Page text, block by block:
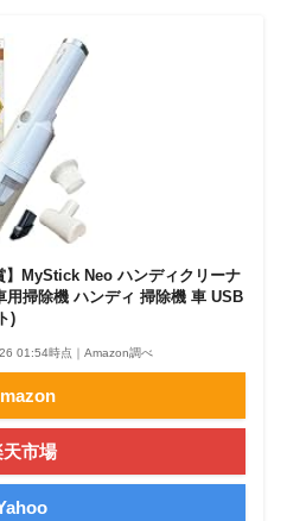
】MyStick Neo ハンディクリーナ
用掃除機 ハンディ 掃除機 車 USB
)
01:54時点｜Amazon調べ
天市場